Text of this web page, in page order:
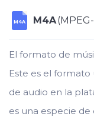
M4A M4A
El formato de
Este es el
de audio en la
es una especie